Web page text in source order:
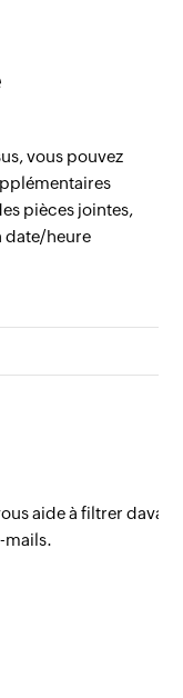
vous pouvez
pièces jointes,
date/heure
aide à filtrer
mails.